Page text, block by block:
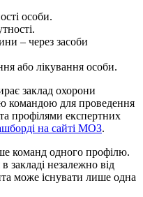
особи.
– через засоби
або лікування особи.
заклад охорони
командою для проведення
профілями експертних
на сайті МОЗ.
команд одного профілю.
незалежно від
може існувати лише одна